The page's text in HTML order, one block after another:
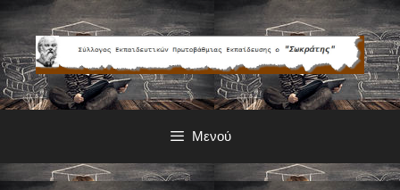
Μετάβαση
περιεχόμενο
Μενού